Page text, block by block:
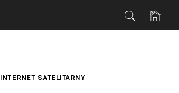
INTERNET SATELITARNY